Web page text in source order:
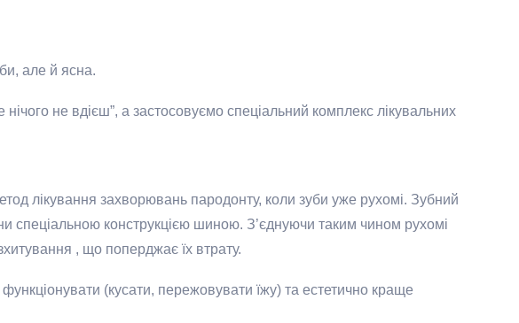
але й ясна.
не вдієш”, а застосовуємо спеціальний комплекс лікувальних
лікування захворювань пародонту, коли зуби уже рухомі. Зубний
спеціальною конструкцією шиною. З’єднуючи таким чином рухомі
, що поперджає їх втрату.
(кусати, пережовувати їжу) та естетично краще